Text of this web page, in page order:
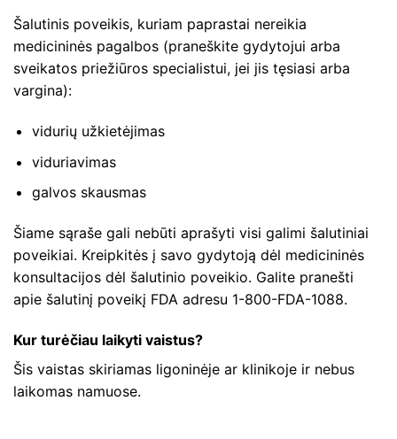
Šalutinis poveikis, kuriam paprastai nereikia
medicininės pagalbos (praneškite gydytojui arba
sveikatos priežiūros specialistui, jei jis tęsiasi arba
vargina):
vidurių užkietėjimas
viduriavimas
galvos skausmas
Šiame sąraše gali nebūti aprašyti visi galimi šalutiniai
poveikiai. Kreipkitės į savo gydytoją dėl medicininės
konsultacijos dėl šalutinio poveikio. Galite pranešti
apie šalutinį poveikį FDA adresu 1-800-FDA-1088.
Kur turėčiau laikyti vaistus?
Šis vaistas skiriamas ligoninėje ar klinikoje ir nebus
laikomas namuose.